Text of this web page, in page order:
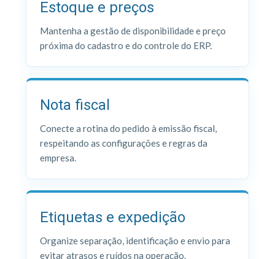
Estoque e preços
Mantenha a gestão de disponibilidade e preço
próxima do cadastro e do controle do ERP.
Nota fiscal
Conecte a rotina do pedido à emissão fiscal,
respeitando as configurações e regras da
empresa.
Etiquetas e expedição
Organize separação, identificação e envio para
evitar atrasos e ruídos na operação.